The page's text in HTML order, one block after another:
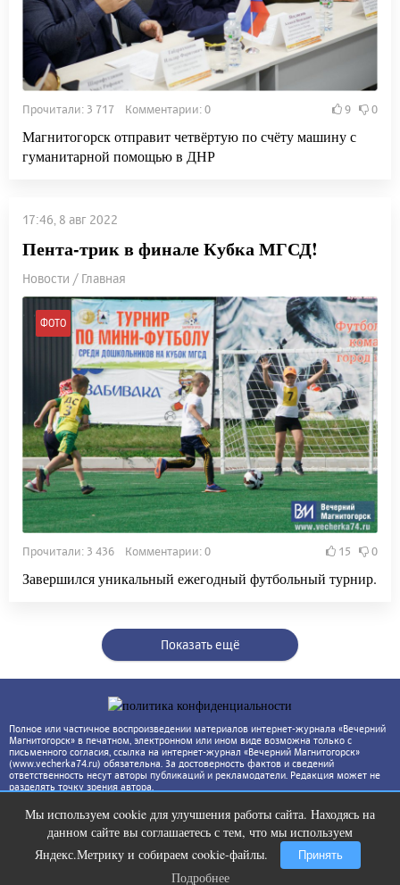
Прочитали: 3 717 Комментарии: 0 9 0
Магнитогорск отправит четвёртую по счёту машину с
гуманитарной помощью в ДНР
17:46, 8 авг 2022
Пента-трик в финале Кубка МГСД!
Новости / Главная
ФОТО
Прочитали: 3 436 Комментарии: 0 15 0
Завершился уникальный ежегодный футбольный турнир.
Показать ещё
Полное или частичное воспроизведении материалов интернет-журнала «Вечерний
Магнитогорск» в печатном, электронном или ином виде возможна только с
письменного согласия, ссылка на интернет-журнал «Вечерний Магнитогорск»
(www.vecherka74.ru) обязательна. За достоверность фактов и сведений
ответственность несут авторы публикаций и рекламодатели. Редакция может не
разделять точку зрения автора.
Мы используем cookie для улучшения работы сайта. Находясь на
данном сайте вы соглашаетесь с тем, что мы используем
Яндекс.Метрику и собираем cookie-файлы.
Принять
Подробнее
Скрытая камера на пляже Крыма:
Что люди вытворяют, когда их не
видят...
Подробнее